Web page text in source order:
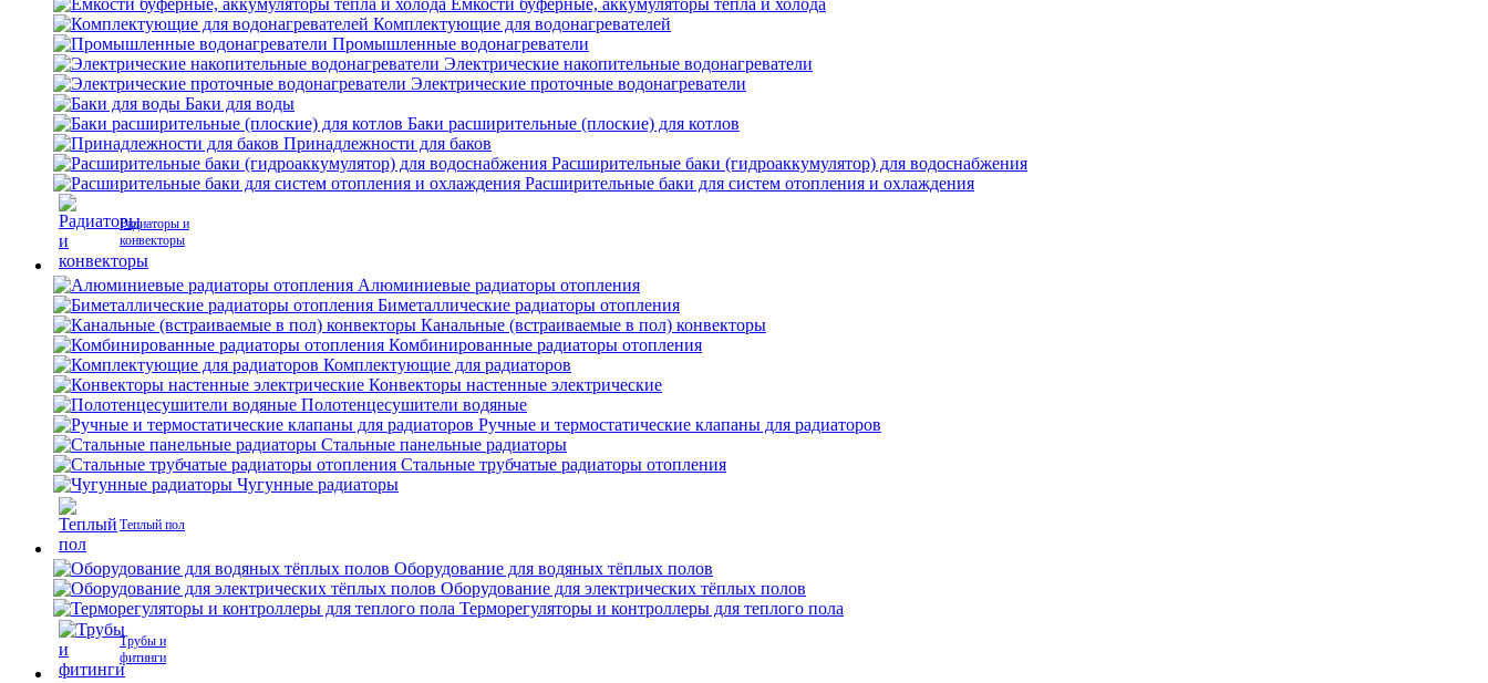
Емкости буферные, аккумуляторы тепла и холода
Комплектующие для водонагревателей
Промышленные водонагреватели
Электрические накопительные водонагреватели
Электрические проточные водонагреватели
Баки для воды
Баки расширительные (плоские) для котлов
Принадлежности для баков
Расширительные баки (гидроаккумулятор) для водоснабжения
Расширительные баки для систем отопления и охлаждения
Радиаторы и
конвекторы
Алюминиевые радиаторы отопления
Биметаллические радиаторы отопления
Канальные (встраиваемые в пол) конвекторы
Комбинированные радиаторы отопления
Комплектующие для радиаторов
Конвекторы настенные электрические
Полотенцесушители водяные
Ручные и термостатические клапаны для радиаторов
Стальные панельные радиаторы
Стальные трубчатые радиаторы отопления
Чугунные радиаторы
Теплый пол
Оборудование для водяных тёплых полов
Оборудование для электрических тёплых полов
Терморегуляторы и контроллеры для теплого пола
Трубы и
фитинги